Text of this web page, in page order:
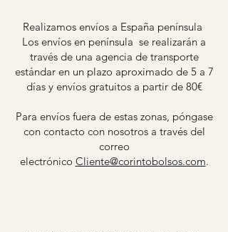
Realizamos envíos a España península
Los envíos en península se realizarán a
través de una agencia de transporte
estándar en un plazo aproximado de 5 a 7
días y envíos gratuitos a partir de 80€
Para envíos fuera de estas zonas, póngase
con contacto con nosotros a través del
correo
electrónico Cliente@corintobolsos.com.